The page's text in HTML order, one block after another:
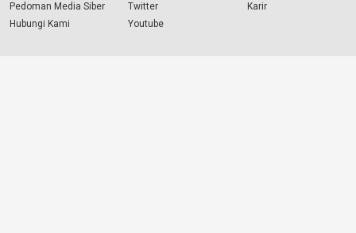
Pedoman Media Siber
Hubungi Kami
Twitter
Youtube
Karir